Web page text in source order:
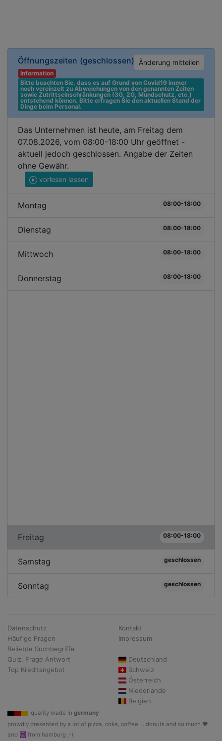
Öffnungszeiten (geschlossen) Änderung mitteilen
Information
Bitte beachten Sie, dass es auf Grund von Covid19 immer
noch vereinzelt zu Abweichungen von den genannten Zeiten
sowie Zutrittseinschränkungen (3G, 2G, Mundschutz, etc.)
entstehend können. Bitte erfragen Sie den aktuellen Stand der
Dinge beim Personal.
Das Unternehmen ist heute, am Freitag dem
07.08.2026, vom 08:00-18:00 Uhr geöffnet -
aktuell jedoch geschlossen. Angabe der Zeiten
ohne Gewähr.
vorlesen lassen
Montag 08:00-18:00
Dienstag 08:00-18:00
Mittwoch 08:00-18:00
Donnerstag 08:00-18:00
Freitag 08:00-18:00
Samstag geschlossen
Sonntag geschlossen
Datenschutz
Häufige Fragen
Beliebte Suchbegriffe
Quiz, Frage Antwort
Top Kreditangebot
Kontakt
Impressum
Deutschland
Schweiz
Österreich
Niederlande
Belgien
quality made in germany
prowdly presented by a lot of pizza, coke, coffee, .. donuts and so much ♥
and ☮ from hamburg ;-)